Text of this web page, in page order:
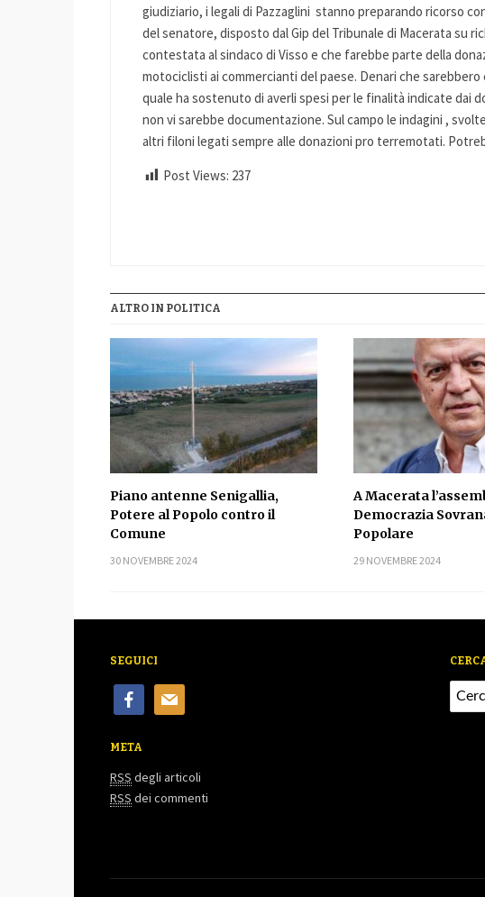
giudiziario, i legali di Pazzaglini stanno preparando ricorso
del senatore, disposto dal Gip del Tribunale di Macerata su
contestata al sindaco di Visso e che farebbe parte della
motociclisti ai commercianti del paese. Denari che
quale ha sostenuto di averli spesi per le finalità indicate dai
non vi sarebbe documentazione. Sul campo le indagini ,
altri filoni legati sempre alle donazioni pro terremotati.
Post Views: 237
ALTRO IN POLITICA
Piano antenne Senigallia,
Potere al Popolo contro il
Comune
30 NOVEMBRE 2024
A Macerata
Democrazia
Popolare
29 NOVEMBRE 2024
SEGUICI
facebookmail
META
RSS degli articoli
RSS dei commenti